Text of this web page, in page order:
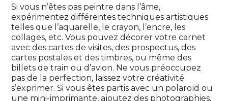
Si vous n’êtes pas peintre dans l’âme,
expérimentez différentes techniques artistiques
telles que l’aquarelle, le crayon, l’encre, les
collages, etc. Vous pouvez décorer votre carnet
avec des cartes de visites, des prospectus, des
cartes postales et des timbres, ou même des
billets de train ou d’avion. Ne vous préoccupez
pas de la perfection, laissez votre créativité
s’exprimer. Si vous êtes partis avec un polaroïd ou
une mini-imprimante, ajoutez des photographies,